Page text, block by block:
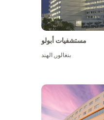
مستشفيات أبولو
بنغالور,الهند